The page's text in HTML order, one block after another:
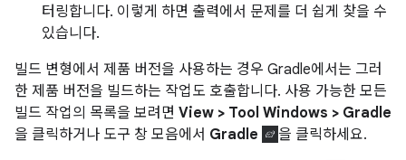
터링합니다. 이렇게 하면 출력에서 문제를 더 쉽게 찾을 수
있습니다.
빌드 변형에서 제품 버전을 사용하는 경우 Gradle에서는 그러
한 제품 버전을 빌드하는 작업도 호출합니다. 사용 가능한 모든
빌드 작업의 목록을 보려면 View > Tool Windows > Gradle
을 클릭하거나 도구 창 모음에서 Gradle
을 클릭하세요.